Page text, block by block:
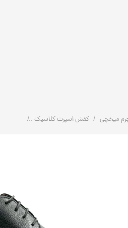
میخچی کفش اسپرت کلاسیک